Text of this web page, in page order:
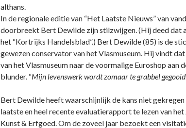
althans.
In de regionale editie van “Het Laatste Nieuws” van
doorbreekt Bert Dewilde zijn stilzwijgen. (Hij deed dat
het “Kortrijks Handelsblad”.) Bert Dewilde (85) is de
gewezen conservator van het Vlasmuseum. Hij vindt
van het Vlasmuseum naar de voormalige Euroshop aan
blunder. “Mijn levenswerk wordt zomaar te grabbel
Bert Dewilde heeft waarschijnlijk de kans niet gekregen
laatste en heel recente evaluatierapport te lezen van
Kunst & Erfgoed. Om de zoveel jaar bezoekt een